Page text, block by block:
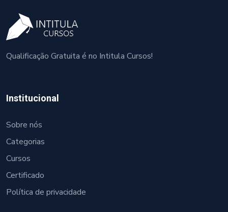
Qualificação Gratuita é no Intitula Cursos!
Institucional
Sobre nós
Categorias
Cursos
Certificado
Política de privacidade